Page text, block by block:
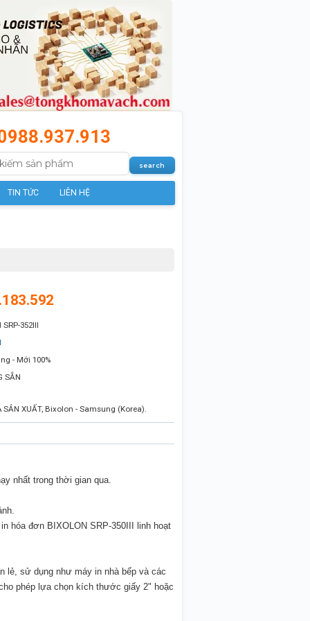
TIN TỨC LIÊN HỆ
SRP-352III
- Mới 100%
SẴN
SẢN XUẤT, Bixolon - Samsung (Korea).
nhấttrong thời gian qua.
.
hóa đơn BIXOLON SRP-350III
linh hoạt
lẻ, sử dụng như máy in nhà bếp và các
phép lựa chọn kích thước giấy 2" hoặc